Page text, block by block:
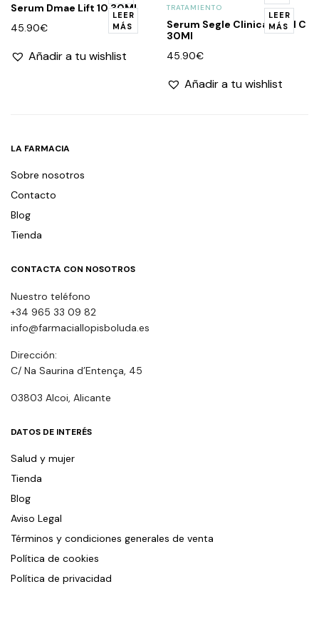
LEER
MÁS
Serum Dmae Lift 10 30Ml
45.90€
Añadir a tu wishlist
LEER
MÁS
TRATAMIENTO
Serum Segle Clinical Vital C
30Ml
45.90€
Añadir a tu wishlist
LA FARMACIA
Sobre nosotros
Contacto
Blog
Tienda
CONTACTA CON NOSOTROS
Nuestro teléfono
+34 965 33 09 82
info@farmaciallopisboluda.es
Dirección:
C/ Na Saurina d’Entença, 45
03803 Alcoi, Alicante
DATOS DE INTERÉS
Salud y mujer
Tienda
Blog
Aviso Legal
Términos y condiciones generales de venta
Política de cookies
Política de privacidad